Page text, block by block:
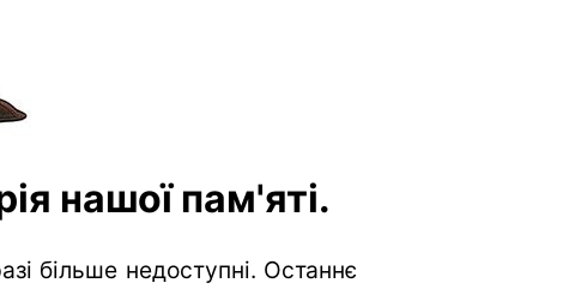
нашої пам'яті.
більше недоступні. Останнє